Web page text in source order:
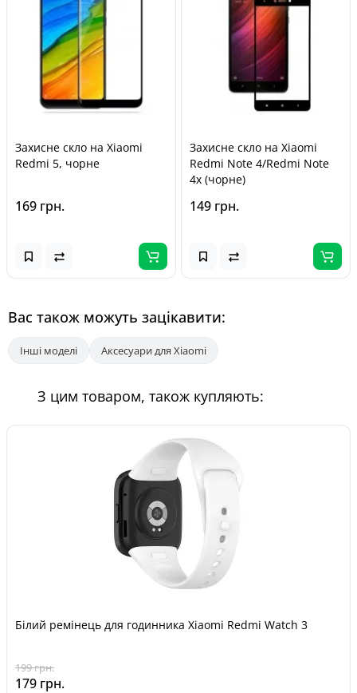
Захисне скло на Xiaomi
Redmi 5, чорне
169 грн.
Захисне скло на Xiaomi
Redmi Note 4/Redmi Note
4x (чорне)
149 грн.
Вас також можуть зацікавити:
Інші моделі Аксесуари для Xiaomi
З цим товаром, також купляють:
Білий ремінець для годинника Xiaomi Redmi Watch 3
199 грн.
179 грн.